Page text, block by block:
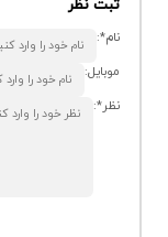
ثبت نظر
نام*:
موبایل:
نظر*: